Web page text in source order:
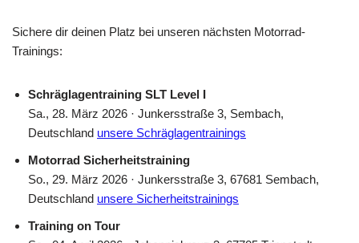
Sichere dir deinen Platz bei unseren nächsten Motorrad-
Trainings:
Schräglagentraining SLT Level I
Sa., 28. März 2026 · Junkersstraße 3, Sembach,
Deutschland unsere Schräglagentrainings
Motorrad Sicherheitstraining
So., 29. März 2026 · Junkersstraße 3, 67681 Sembach,
Deutschland unsere Sicherheitstrainings
Training on Tour